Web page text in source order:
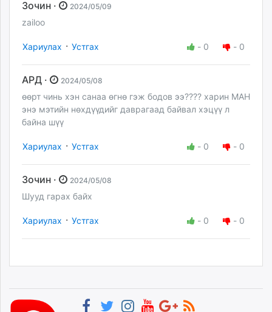
Зочин · 2024/05/09
zailoo
Хариулах · Устгах - 0 - 0
АРД · 2024/05/08
өөрт чинь хэн санаа өгнө гэж бодов ээ???? харин МАН
энэ мэтийн нөхдүүдийг даврагаад байвал хэцүү л
байна шүү
Хариулах · Устгах - 0 - 0
Зочин · 2024/05/08
Шууд гарах байх
Хариулах · Устгах - 0 - 0